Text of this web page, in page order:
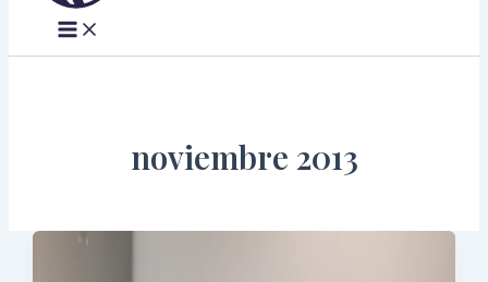
noviembre 2013